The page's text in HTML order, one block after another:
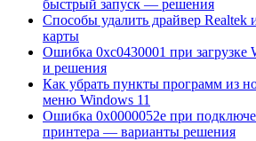
быстрый запуск — решения
Способы удалить драйвер Realtek
карты
Ошибка 0xc0430001 при
и решения
Как убрать пункты программ из
меню Windows 11
Ошибка 0x0000052e при
принтера — варианты решения